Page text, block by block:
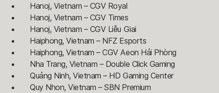
Hanoj, Vietnam – CGV Royal
Hanoj, Vietnam – CGV Times
Hanoj, Vietnam – CGV Liễu Giai
Haiphong, Vietnam – NFZ Esports
Haiphong, Vietnam – CGV Aeon Hải Phòng
Nha Trang, Vietnam – Double Click Gaming
Quảng Ninh, Vietnam – HD Gaming Center
Quy Nhon, Vietnam – SBN Premium